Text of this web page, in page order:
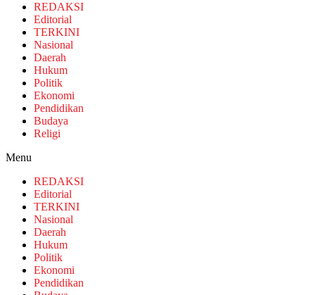
REDAKSI
Editorial
TERKINI
Nasional
Daerah
Hukum
Politik
Ekonomi
Pendidikan
Budaya
Religi
Menu
REDAKSI
Editorial
TERKINI
Nasional
Daerah
Hukum
Politik
Ekonomi
Pendidikan